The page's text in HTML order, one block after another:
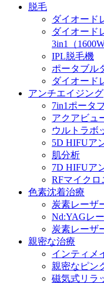
脱毛
ダイオード
ダイオード
3in1（
IPL脱毛機
ポータブル
ダイオード
アンチエイジング
7in1ポータ
アクアビュ
ウルトラボ
5D HIFUア
肌分析
7D HIFUア
RFマイク
色素沈着治療
炭素レーザ
Nd:YAGレ
炭素レーザ
親密な治療
インティメ
親密なピン
磁気式リラ